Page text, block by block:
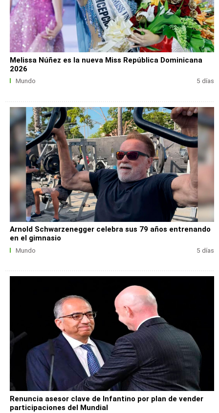
Melissa Núñez es la nueva Miss República Dominicana
2026
Mundo 5 días
Arnold Schwarzenegger celebra sus 79 años entrenando
en el gimnasio
Mundo 5 días
Renuncia asesor clave de Infantino por plan de vender
participaciones del Mundial